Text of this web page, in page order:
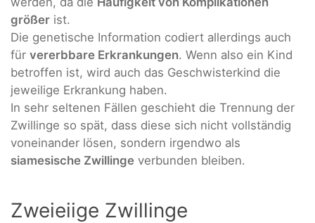
größer ist.
Die genetische Information codiert allerdings auch
für vererbbare Erkrankungen. Wenn also ein Kind
betroffen ist, wird auch das Geschwisterkind die
jeweilige Erkrankung haben.
In sehr seltenen Fällen geschieht die Trennung der
Zwillinge so spät, dass diese sich nicht vollständig
voneinander lösen, sondern irgendwo als
siamesische Zwillinge verbunden bleiben.
Zweieiige Zwillinge